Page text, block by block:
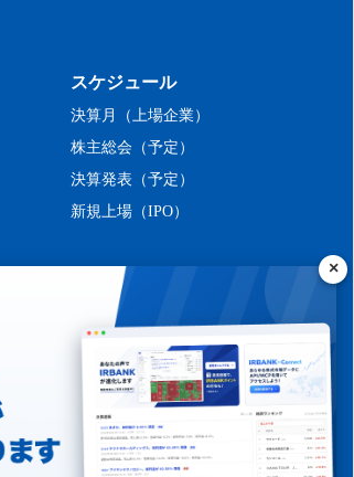
スケジュール
決算月（上場企業）
株主総会（予定）
決算発表（予定）
新規上場（IPO）